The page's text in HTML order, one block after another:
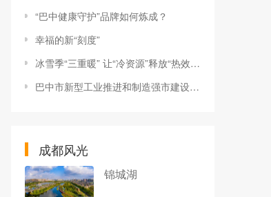
“巴中健康守护”品牌如何炼成？
幸福的新“刻度”
冰雪季“三重暖” 让“冷资源”释放“热效应”
巴中市新型工业推进和制造强市建设领导小组第二次会议召开
成都风光
锦城湖